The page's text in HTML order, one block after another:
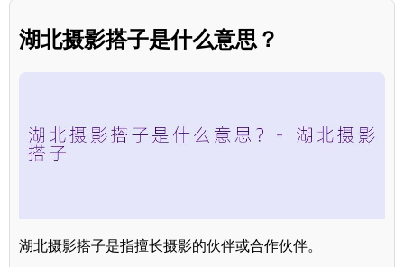
湖北摄影搭子是什么意思？
湖北摄影搭子是指擅长摄影的伙伴或合作伙伴。